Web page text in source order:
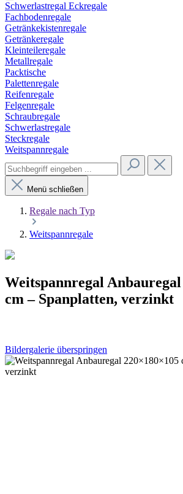
Schwerlastregal Eckregale
Fachbodenregale
Getränkekistenregale
Getränkeregale
Kleinteileregale
Metallregale
Packtische
Palettenregale
Reifenregale
Felgenregale
Schraubregale
Schwerlastregale
Steckregale
Weitspannregale
Menü schließen
Regale nach Typ
Weitspannregale
Weitspannregal
cm – Spanplatten, verzinkt
Bildergalerie überspringen